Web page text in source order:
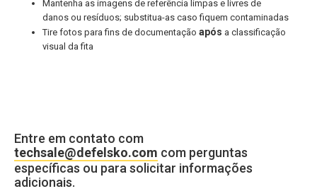
Mantenha as imagens de referência limpas e livres de
danos ou resíduos; substitua-as caso fiquem contaminadas
Tire fotos para fins de documentação após a classificação
visual da fita
Entre em contato com
techsale@defelsko.com com perguntas
específicas ou para solicitar informações
adicionais.